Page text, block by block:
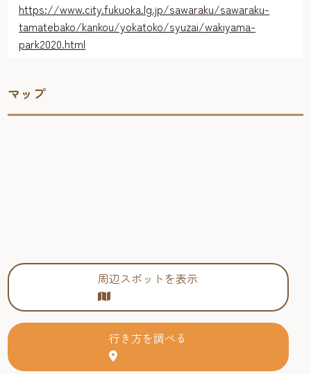
https://www.city.fukuoka.lg.jp/sawaraku/sawaraku-
tamatebako/kankou/yokatoko/syuzai/wakiyama-
park2020.html
マップ
周辺スポットを表示
行き方を調べる